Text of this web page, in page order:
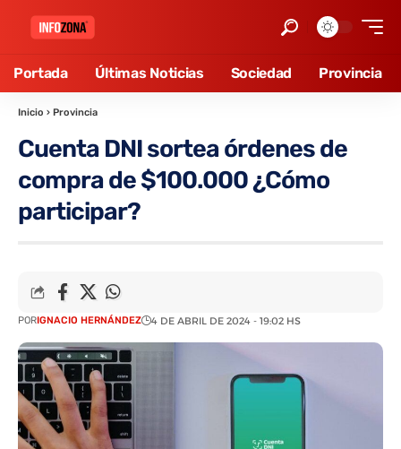
Portada Últimas Noticias Sociedad Provincia
Inicio › Provincia
Cuenta DNI sortea órdenes de
compra de $100.000 ¿Cómo
participar?
PORIGNACIO HERNÁNDEZ 4 DE ABRIL DE 2024 - 19:02 HS